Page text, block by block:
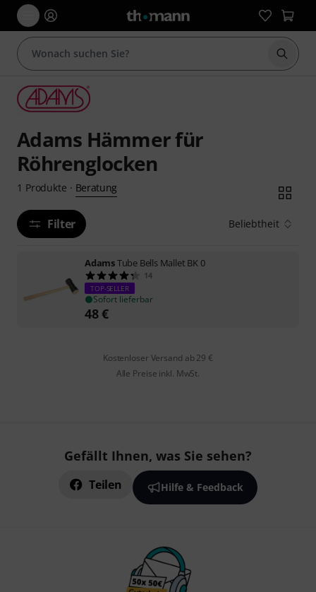
Suche
Adams Hämmer für
Röhrenglocken
1 Produkte · Beratung
Filter Beliebtheit
AdamsTube Bells Mallet BK 0
14
TOP-SELLER
Sofort lieferbar
48€
Kostenloser Versand ab 29 €
Alle Preise inkl. MwSt.
Gefällt Ihnen, was Sie sehen?
Teilen Hilfe & Feedback